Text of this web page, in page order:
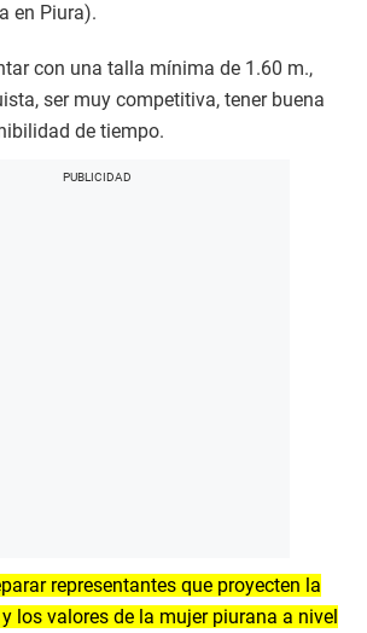
en Piura).
con una talla mínima de 1.60 m.,
ser muy competitiva, tener buena
de tiempo.
representantes que proyecten la
los valores de la mujer piurana a nivel